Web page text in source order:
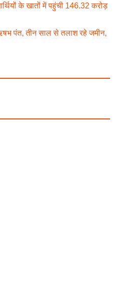
के खातों में पहुंची 146.32 करोड़
पंत, तीन साल से तलाश रहे जमीन,